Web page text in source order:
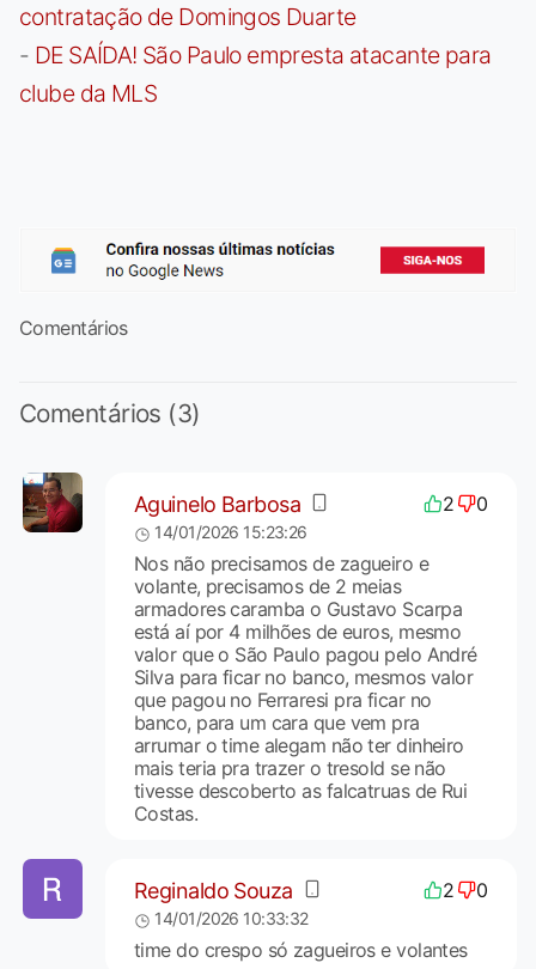
contratação de Domingos Duarte
- DE SAÍDA! São Paulo empresta atacante para
clube da MLS
Comentários
Comentários (3)
Aguinelo Barbosa 2 0
14/01/2026 15:23:26
Nos não precisamos de zagueiro e
volante, precisamos de 2 meias
armadores caramba o Gustavo Scarpa
está aí por 4 milhões de euros, mesmo
valor que o São Paulo pagou pelo André
Silva para ficar no banco, mesmos valor
que pagou no Ferraresi pra ficar no
banco, para um cara que vem pra
arrumar o time alegam não ter dinheiro
mais teria pra trazer o tresold se não
tivesse descoberto as falcatruas de Rui
Costas.
Reginaldo Souza 2 0
14/01/2026 10:33:32
time do crespo só zagueiros e volantes